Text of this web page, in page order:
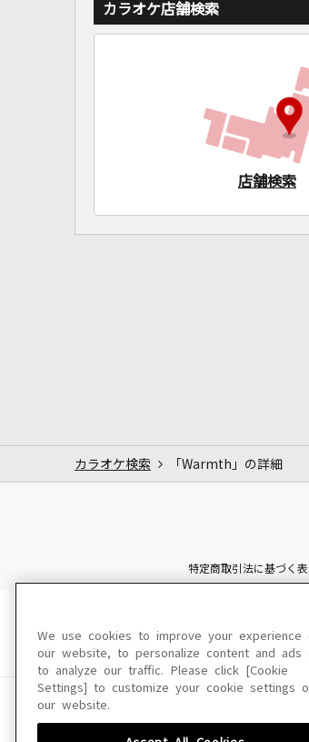
カラオケ店舗検索
店舗検索
カラオケ検索 「Warmth」の詳細
特定商取引法に基づく
このサイトに掲載され
We use cookies to improve your experience
our website, to personalize content and ads
to analyze our traffic. Please click [Cookie
Settings] to customize your cookie settings
our website.